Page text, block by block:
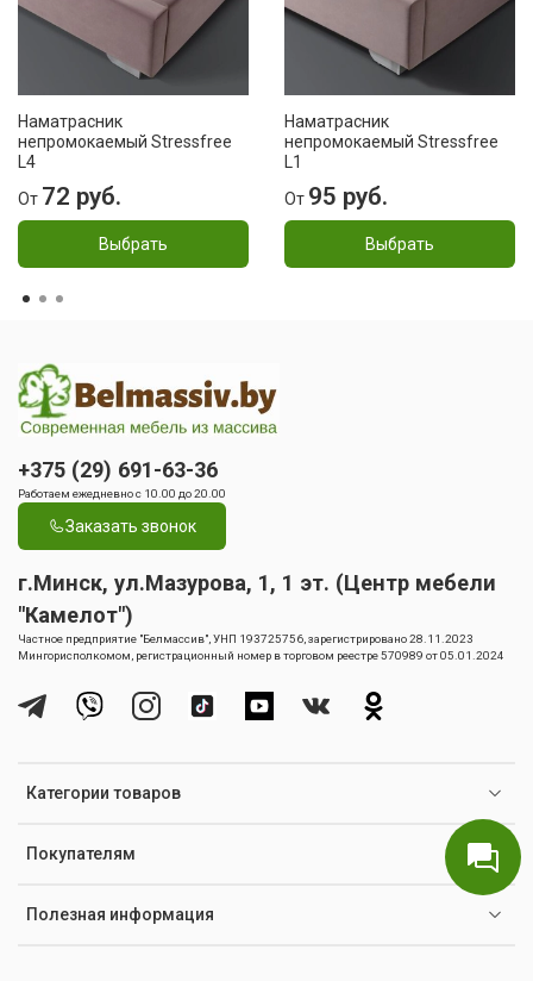
Наматрасник
непромокаемый Stressfree
L4
От 72 руб.
Выбрать
Наматрасник
непромокаемый Stressfree
L1
От 95 руб.
Выбрать
Категории товаров
Покупателям
Полезная информация
+375 (29) 691-63-36
Работаем ежедневно с 10.00 до 20.00
Заказать звонок
г.Минск, ул.Мазурова, 1, 1 эт. (Центр мебели
"Камелот")
Частное предприятие "Белмассив", УНП 193725756, зарегистрировано 28.11.2023
Мингорисполкомом, регистрационный номер в торговом реестре 570989 от 05.01.2024